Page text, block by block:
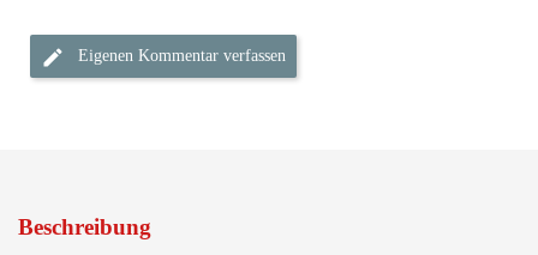
Eigenen Kommentar verfassen
Beschreibung